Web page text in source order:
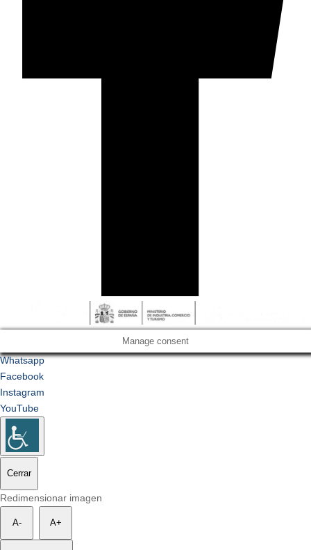
Manage consent
Whatsapp
Facebook
Instagram
YouTube
Cerrar
Redimensionar imagen
A- A+